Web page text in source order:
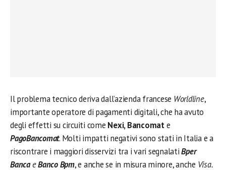
Il problema tecnico deriva dall’azienda francese Worldline,
importante operatore di pagamenti digitali, che ha avuto
degli effetti su circuiti come Nexi, Bancomate
PagoBancomat. Molti impatti negativi sono stati in Italia e a
riscontrare i maggiori disservizi tra i vari segnalatiBper
BancaeBanco Bpm, e anche se in misura minore, anche Visa.